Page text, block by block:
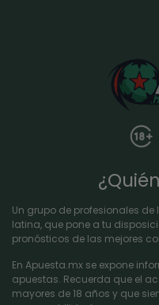
Un grupo de profesionales
latina, que pone a tu
pronósticos de las mejores
En Apuesta.mx se expone
apuestas. Recuerda que el
mayores de 18 años y que